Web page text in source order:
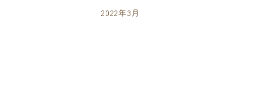
2022年3月